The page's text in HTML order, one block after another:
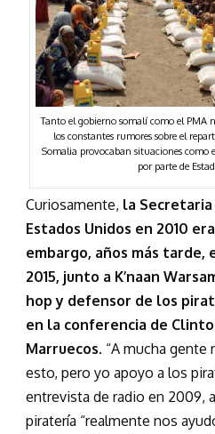
Tanto el gobierno somalí como el
los constantes rumores sobre el
Somalia provocaban situaciones como
por parte de
Curiosamente, la
Estados Unidos en 2010
embargo, años más tarde,
2015, junto a K’naan
hop y defensor de los
en la conferencia de
Marruecos. “A mucha gente
esto, pero yo apoyo a los
entrevista de radio en 2009,
piratería “realmente nos